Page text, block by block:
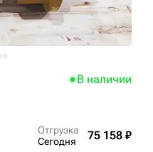
В наличии
Отгрузка
Сегодня
75 158 ₽